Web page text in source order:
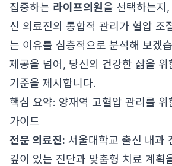
집중하는 라이프의원을 선택하는지
신 의료진의 통합적 관리가 혈압 조
는 이유를 심층적으로 분석해 보겠
제공을 넘어, 당신의 건강한 삶을 위
기준을 제시합니다.
핵심 요약: 양재역 고혈압 관리를 위
가이드
전문 의료진: 서울대학교 출신 내과
깊이 있는 진단과 맞춤형 치료 계획